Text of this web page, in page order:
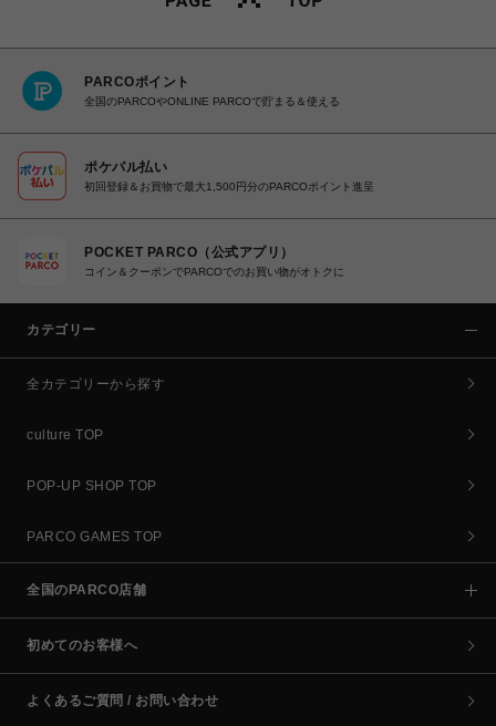
PARCOポイント
全国のPARCOやONLINE PARCOで貯まる＆使える
ポケパル払い
初回登録＆お買物で最大1,500円分のPARCOポイント進呈
POCKET PARCO（公式アプリ）
コイン＆クーポンでPARCOでのお買い物がオトクに
カテゴリー
全カテゴリーから探す
culture TOP
POP-UP SHOP TOP
PARCO GAMES TOP
全国のPARCO店舗
初めてのお客様へ
よくあるご質問 / お問い合わせ